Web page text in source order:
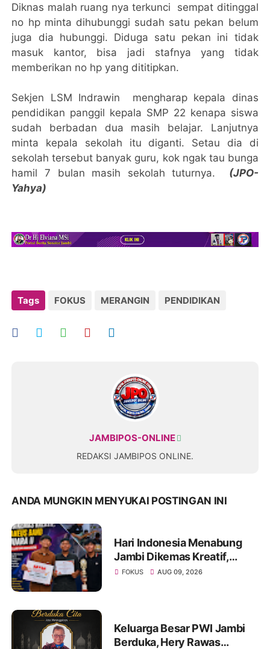
Diknas malah ruang nya terkunci sempat ditinggal
no hp minta dihubunggi sudah satu pekan belum
juga dia hubunggi. Diduga satu pekan ini tidak
masuk kantor, bisa jadi stafnya yang tidak
memberikan no hp yang dititipkan.
Sekjen LSM Indrawin mengharap kepala dinas
pendidikan panggil kepala SMP 22 kenapa siswa
sudah berbadan dua masih belajar. Lanjutnya
minta kepala sekolah itu diganti. Setau dia di
sekolah tersebut banyak guru, kok ngak tau bunga
hamil 7 bulan masih sekolah tuturnya.
(JPO-
Yahya)
Tags FOKUS MERANGIN PENDIDIKAN
JAMBIPOS-ONLINE
REDAKSI JAMBIPOS ONLINE.
ANDA MUNGKIN MENYUKAI POSTINGAN INI
Hari Indonesia Menabung
Jambi Dikemas Kreatif,
Spontaneus Band Raih Juara
FOKUS AUG 09, 2026
Keluarga Besar PWI Jambi
Berduka, Hery Rawas